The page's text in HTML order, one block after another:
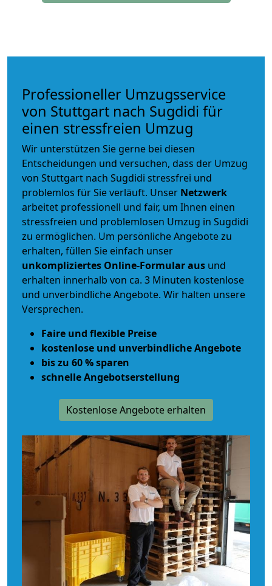
Professioneller Umzugsservice
von Stuttgart nach Sugdidi für
einen stressfreien Umzug
Wir unterstützen Sie gerne bei diesen
Entscheidungen und versuchen, dass der Umzug
von Stuttgart nach Sugdidi stressfrei und
problemlos für Sie verläuft. Unser Netzwerk
arbeitet professionell und fair, um Ihnen einen
stressfreien und problemlosen Umzug in Sugdidi
zu ermöglichen. Um persönliche Angebote zu
erhalten, füllen Sie einfach unser
unkompliziertes Online-Formular aus und
erhalten innerhalb von ca. 3 Minuten kostenlose
und unverbindliche Angebote. Wir halten unsere
Versprechen.
Faire und flexible Preise
kostenlose und unverbindliche Angebote
bis zu 60 % sparen
schnelle Angebotserstellung
Kostenlose Angebote erhalten